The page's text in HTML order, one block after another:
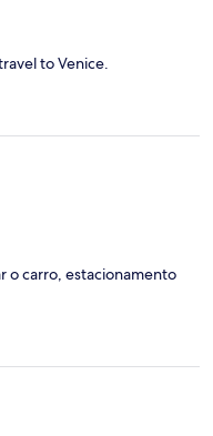
to Venice.
o carro, estacionamento